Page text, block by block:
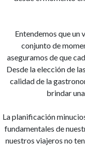
Entendemos que un
conjunto de
aseguramos de que
Desde la elección de
calidad de la
brindar
La planificación
fundamentales de
nuestros viajeros no